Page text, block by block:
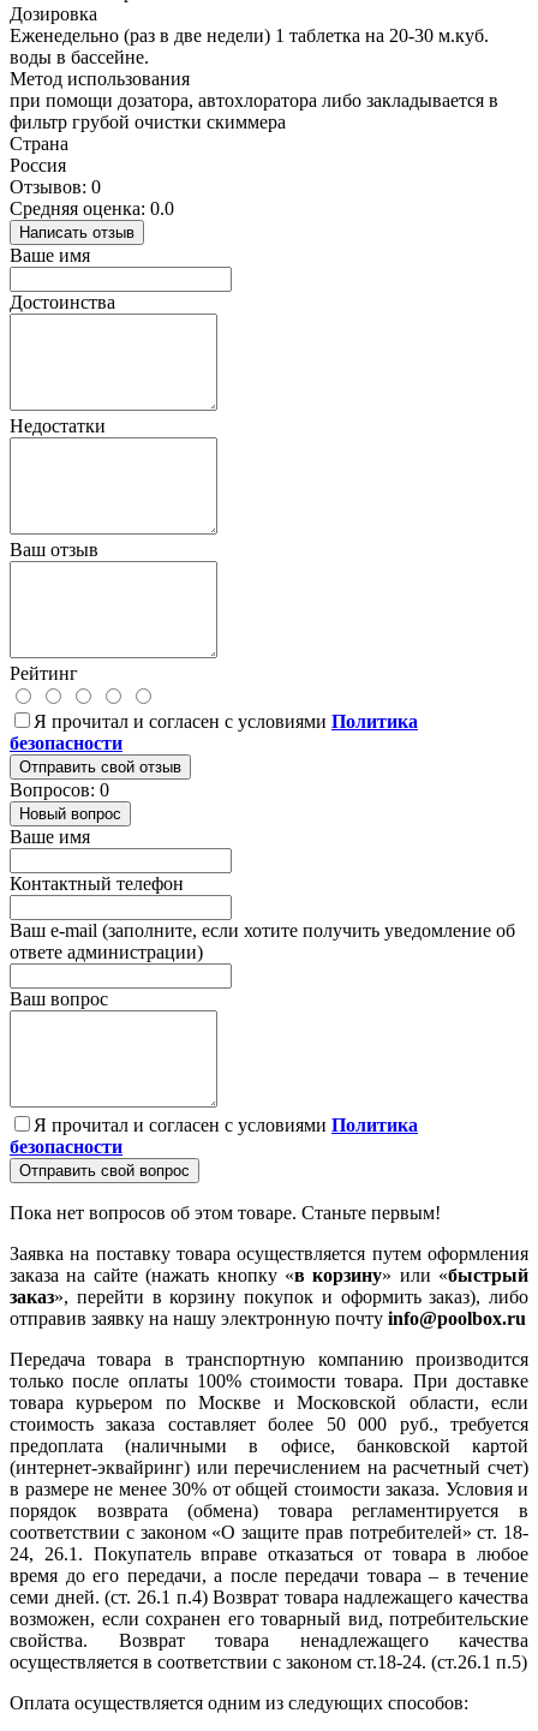
Дозировка
Еженедельно (раз в две недели) 1 таблетка на 20-30 м.куб.
воды в бассейне.
Метод использования
при помощи дозатора, автохлоратора либо закладывается в
фильтр грубой очистки скиммера
Страна
Россия
Отзывов: 0
Средняя оценка: 0.0
Написать отзыв
Ваше имя
Достоинства
Недостатки
Ваш отзыв
Рейтинг
Я прочитал и согласен с условиями Политика
безопасности
Отправить свой отзыв
Вопросов: 0
Новый вопрос
Ваше имя
Контактный телефон
Ваш e-mail (заполните, если хотите получить уведомление об
ответе администрации)
Ваш вопрос
Я прочитал и согласен с условиями Политика
безопасности
Отправить свой вопрос
Пока нет вопросов об этом товаре. Станьте первым!
Заявка на поставку товара осуществляется путем оформления
заказа на сайте (нажать кнопку «в корзину» или «быстрый
заказ», перейти в корзину покупок и оформить заказ), либо
отправив заявку на нашу электронную почту info@poolbox.ru
Передача товара в транспортную компанию производится
только после оплаты 100% стоимости товара. При доставке
товара курьером по Москве и Московской области, если
стоимость заказа составляет более 50 000 руб., требуется
предоплата (наличными в офисе, банковской картой
(интернет-эквайринг) или перечислением на расчетный счет)
в размере не менее 30% от общей стоимости заказа. Условия и
порядок возврата (обмена) товара регламентируется в
соответствии с законом «О защите прав потребителей» ст. 18-
24, 26.1. Покупатель вправе отказаться от товара в любое
время до его передачи, а после передачи товара – в течение
семи дней. (ст. 26.1 п.4) Возврат товара надлежащего качества
возможен, если сохранен его товарный вид, потребительские
свойства. Возврат товара ненадлежащего качества
осуществляется в соответствии с законом ст.18-24. (ст.26.1 п.5)
Оплата осуществляется одним из следующих способов: